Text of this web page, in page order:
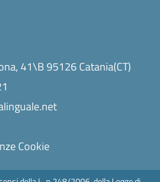
41\B 95126 Catania(CT)
Cookie